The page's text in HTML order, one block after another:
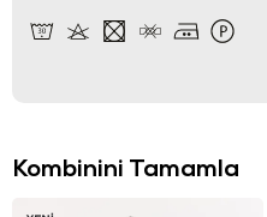
Kombinini Tamamla